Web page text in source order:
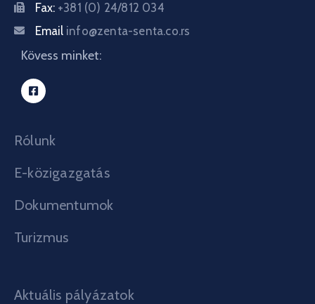
Fax: +381 (0) 24/812 034
Email info@zenta-senta.co.rs
Kövess minket:
Rólunk
E-közigazgatás
Dokumentumok
Turizmus
Aktuális pályázatok